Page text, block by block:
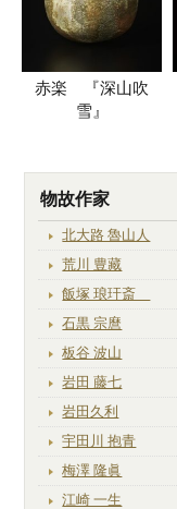
赤楽 『深山吹
雪』
物故作家
北大路 魯山人
荒川 豊藏
飯塚 琅玕斎
石黒 宗麿
板谷 波山
岩田 藤七
岩田久利
宇田川 抱青
梅澤 隆眞
江崎 一生